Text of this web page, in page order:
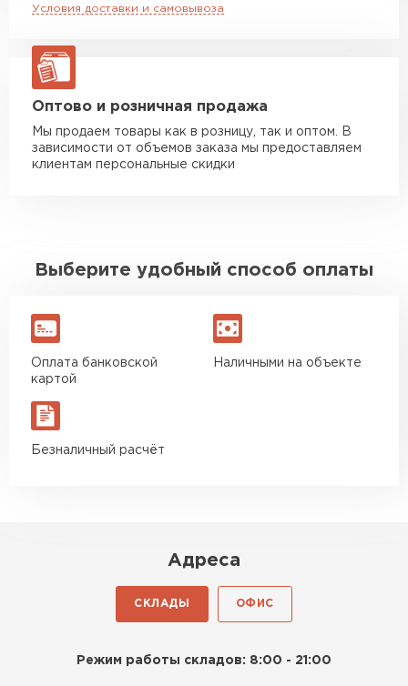
макс. длина груза 13,5 м
ЗАКАЗАТЬ С ДОСТАВКОЙ
Условия доставки и самовывоза
Оптово и розничная продажа
Мы продаем товары как в розницу, так и оптом. В
зависимости от объемов заказа мы предоставляем
клиентам персональные скидки
Выберите удобный способ оплаты
Оплата банковской
картой
Наличными на объекте
Безналичный расчёт
Адреса
СКЛАДЫ ОФИС
Режим работы складов: 8:00 - 21:00